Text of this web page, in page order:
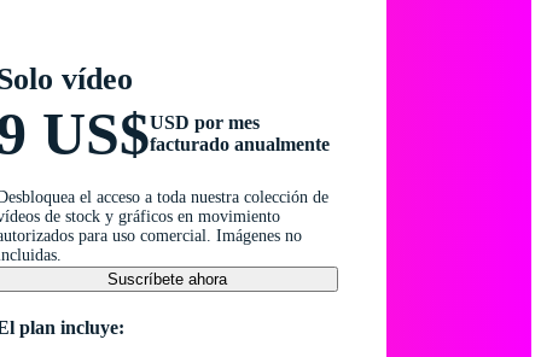
vídeo
US$USD por mes
facturado anualmente
el acceso a toda nuestra colección de
de stock y gráficos en movimiento
para uso comercial. Imágenes no
Suscríbete ahora
plan incluye: